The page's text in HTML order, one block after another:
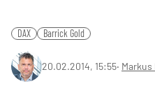
DAX Barrick Gold
20.02.2014, 15:55‧